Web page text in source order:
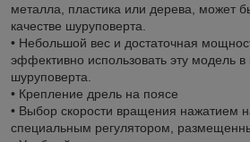
металла, пластика или дерева, может
качестве шуруповерта.
• Небольшой вес и достаточная
эффективно использовать эту модель в
шуруповерта.
• Крепление дрель на поясе
• Выбор скорости вращения нажатием
специальным регулятором,